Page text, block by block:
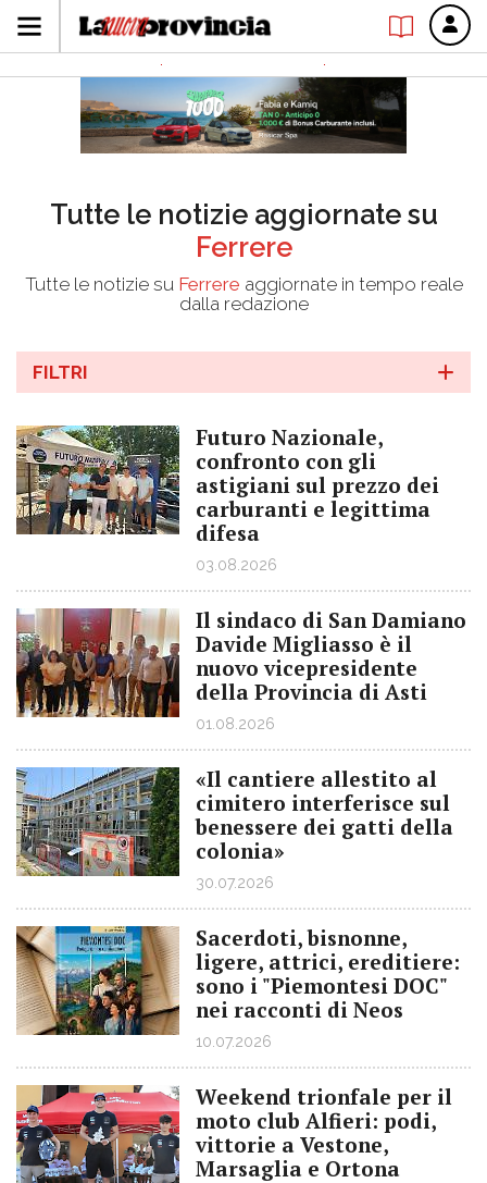
Tutte le notizie aggiornate su
Ferrere
Tutte le notizie su Ferrere aggiornate in tempo reale
dalla redazione
FILTRI
Futuro Nazionale,
confronto con gli
astigiani sul prezzo dei
carburanti e legittima
difesa
03.08.2026
Il sindaco di San Damiano
Davide Migliasso è il
nuovo vicepresidente
della Provincia di Asti
01.08.2026
«Il cantiere allestito al
cimitero interferisce sul
benessere dei gatti della
colonia»
30.07.2026
Sacerdoti, bisnonne,
ligere, attrici, ereditiere:
sono i "Piemontesi DOC"
nei racconti di Neos
10.07.2026
Weekend trionfale per il
moto club Alfieri: podi,
vittorie a Vestone,
Marsaglia e Ortona